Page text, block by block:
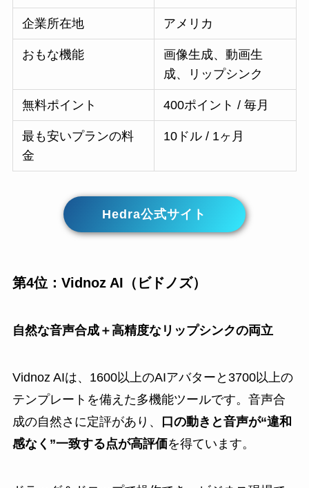
企業所在地 アメリカ
おもな機能
画像生成、動画生
成、リップシンク
無料ポイント 400ポイント / 毎月
最も安いプランの料
金
10ドル / 1ヶ月
Hedra公式サイト
第4位：Vidnoz AI（ビドノズ）
自然な音声合成＋高精度なリップシンクの両立
Vidnoz AIは、1600以上のAIアバターと3700以上の
テンプレートを備えた多機能ツールです。音声合
成の自然さに定評があり、
口の動きと音声が“違和
感なく”一致する点が高評価を得ています。